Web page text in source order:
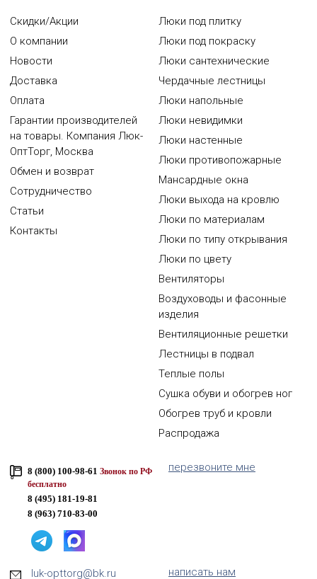
Скидки/Акции
О компании
Новости
Доставка
Оплата
Гарантии производителей
на товары. Компания Люк-
ОптТорг, Москва
Обмен и возврат
Сотрудничество
Статьи
Контакты
Люки под плитку
Люки под покраску
Люки сантехнические
Чердачные лестницы
Люки напольные
Люки невидимки
Люки настенные
Люки противопожарные
Мансардные окна
Люки выхода на кровлю
Люки по материалам
Люки по типу открывания
Люки по цвету
Вентиляторы
Воздуховоды и фасонные
изделия
Вентиляционные решетки
Лестницы в подвал
Теплые полы
Сушка обуви и обогрев ног
Обогрев труб и кровли
Распродажа
8 (800) 100-98-61 Звонок по РФ
бесплатно
8 (495) 181-19-81
8 (963) 710-83-00
перезвоните мне
luk-opttorg@bk.ru написать нам